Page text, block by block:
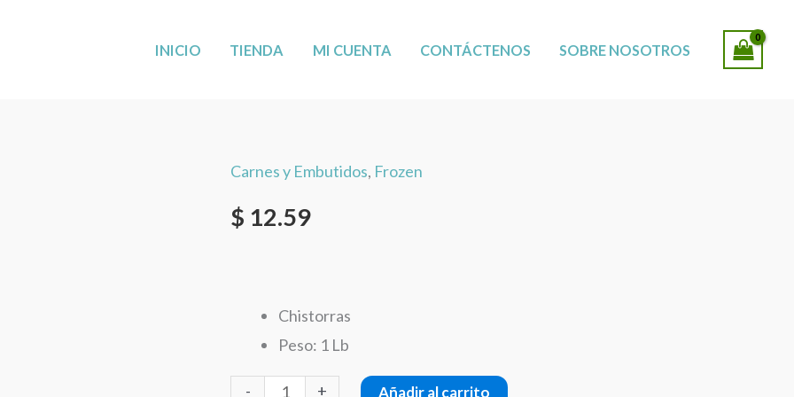
INICIO TIENDA MI CUENTA CONTÁCTENOS SOBRE NOSOTROS
Carnes y Embutidos, Frozen
$ 12.59
Chistorras
Peso: 1 Lb
-
Chistorras
Paisa
1lb
+ Añadir al carrito
SUCURSALES